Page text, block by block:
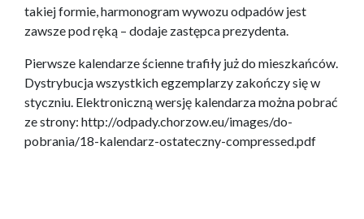
takiej formie, harmonogram wywozu odpadów jest
zawsze pod ręką – dodaje zastępca prezydenta.
Pierwsze kalendarze ścienne trafiły już do mieszkańców.
Dystrybucja wszystkich egzemplarzy zakończy się w
styczniu. Elektroniczną wersję kalendarza można pobrać
ze strony: http://odpady.chorzow.eu/images/do-
pobrania/18-kalendarz-ostateczny-compressed.pdf